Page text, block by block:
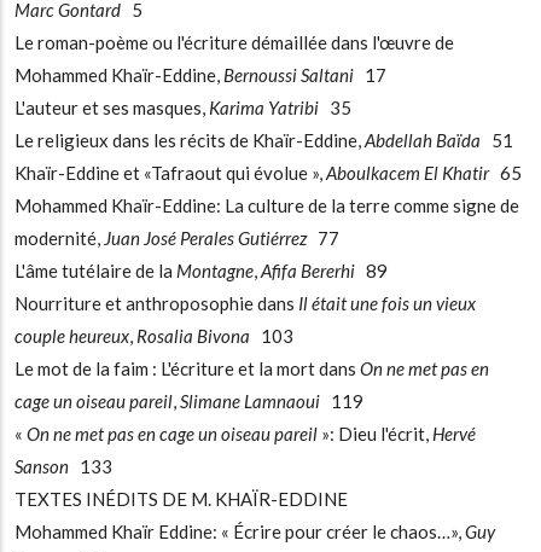
Marc Gontard 5
Le roman-poème ou l'écriture démaillée dans l'œuvre de
Mohammed Khaïr-Eddine, Bernoussi Saltani 17
L'auteur et ses masques, Karima Yatribi 35
Le religieux dans les récits de Khaïr-Eddine,Abdellah Baïda 51
Khaïr-Eddine et «Tafraout qui évolue »,Aboulkacem El Khatir65
Mohammed Khaïr-Eddine: La culture de la terre comme signe de
modernité, Juan José Perales Gutiérrez77
L'âme tutélaire de la Montagne,Afifa Bererhi 89
Nourriture et anthroposophie dans Il était une fois un vieux
couple heureux, Rosalia Bivona 103
Le mot de la faim : L'écriture et la mort dans On ne met pas en
cage un oiseau pareil,Slimane Lamnaoui 119
« On ne met pas en cage un oiseau pareil »: Dieu l'écrit, Hervé
Sanson 133
TEXTES INÉDITS DE M. KHAÏR-EDDINE
Mohammed Khaïr Eddine: « Écrire pour créer le chaos…»,Guy